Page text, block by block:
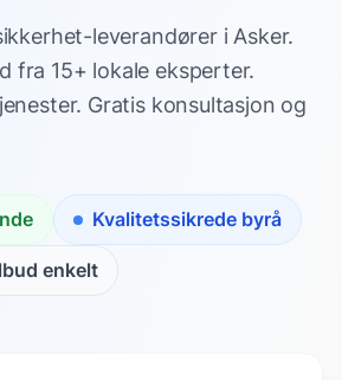
leverandører i Asker.
fra 15+ lokale eksperter.
Gratis konsultasjon og
Kvalitetssikrede byrå
enkelt